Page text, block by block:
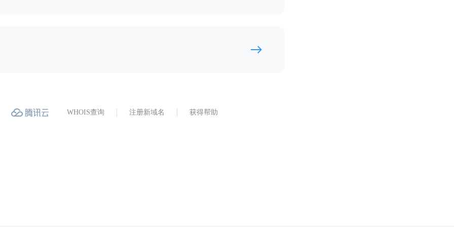
WHOIS查询 注册新域名 获得帮助